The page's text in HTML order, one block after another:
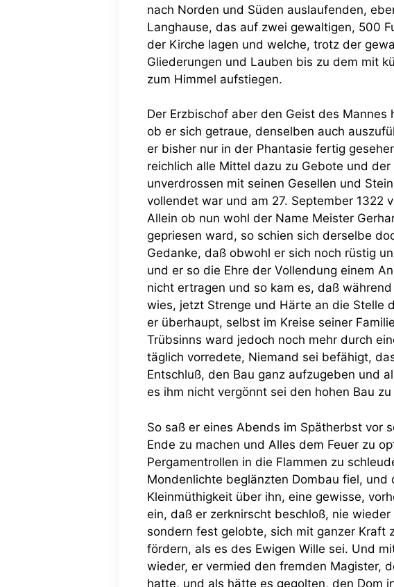
nach Norden und Süden auslaufenden,
Langhause, das auf zwei gewaltigen, 500
der Kirche lagen und welche, trotz der
Gliederungen und Lauben bis zu dem mit
zum Himmel aufstiegen.
Der Erzbischof aber den Geist des
ob er sich getraue, denselben auch
er bisher nur in der Phantasie fertig
reichlich alle Mittel dazu zu Gebote und
unverdrossen mit seinen Gesellen und
vollendet war und am 27. September 1322
Allein ob nun wohl der Name Meister
gepriesen ward, so schien sich derselbe
Gedanke, daß obwohl er sich noch rüstig
und er so die Ehre der Vollendung einem
nicht ertragen und so kam es, daß
wies, jetzt Strenge und Härte an die Stelle
er überhaupt, selbst im Kreise seiner
Trübsinns ward jedoch noch mehr durch
täglich vorredete, Niemand sei befähigt,
Entschluß, den Bau ganz aufzugeben und
es ihm nicht vergönnt sei den hohen Bau
So saß er eines Abends im Spätherbst vor
Ende zu machen und Alles dem Feuer zu
Pergamentrollen in die Flammen zu
Mondenlichte beglänzten Dombau fiel,
Kleinmüthigkeit über ihn, eine gewisse,
ein, daß er zerknirscht beschloß, nie
sondern fest gelobte, sich mit ganzer Kraft
fördern, als es des Ewigen Wille sei. Und
wieder, er vermied den fremden Magister,
hatte, und als hätte es gegolten, den Dom